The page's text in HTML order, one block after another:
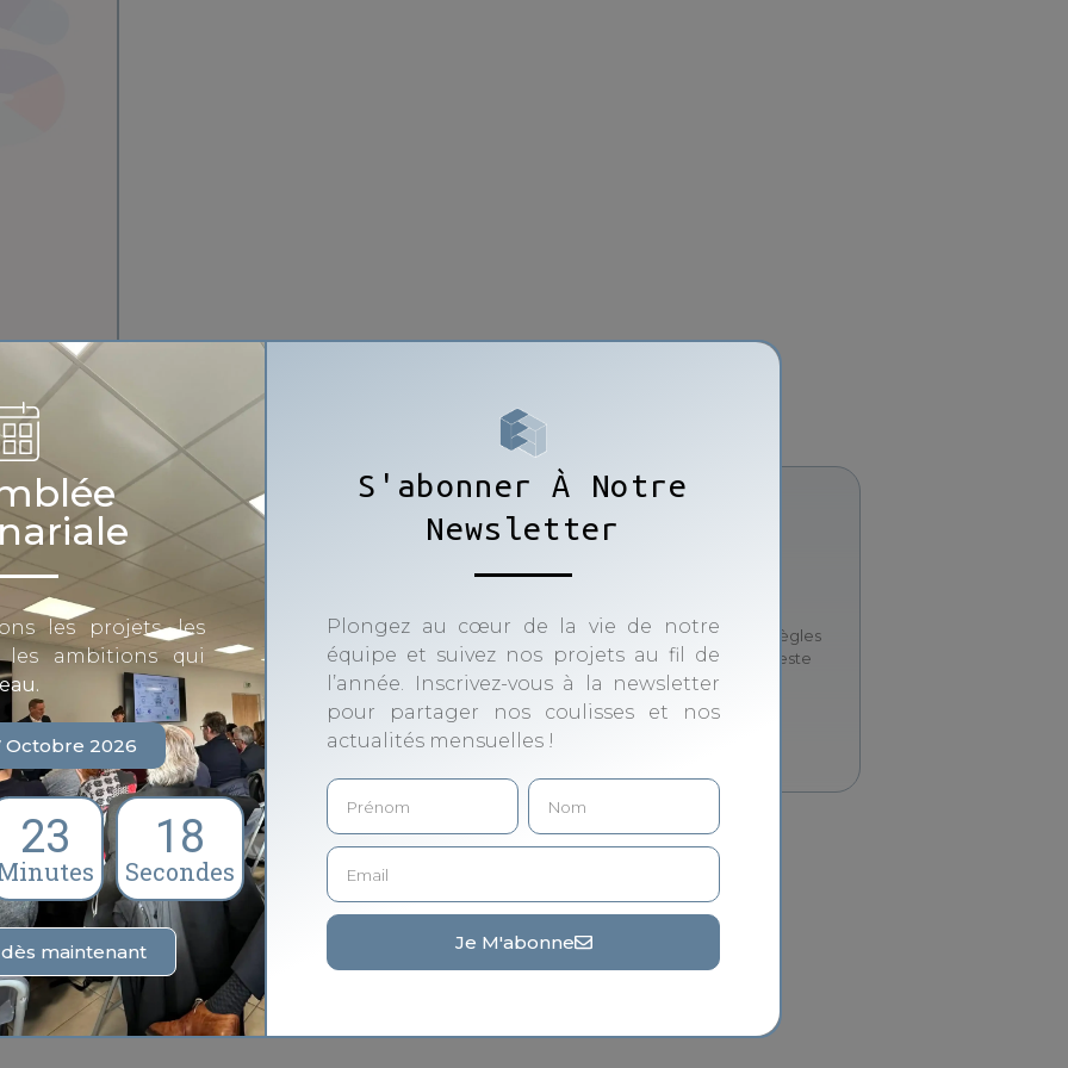
computing avec
pédagogique conçu pour faire découvrir les
questions, de bonus et de malus, les joueurs
aucun prérequis technique. Son objectif
concret et plus accessible. Grâce à des règles
en échangeant, en réfléchissant et en jouant
MAINTENANT!
Il est là ! Découvrez le jeux, ses règles
et toutes les explications : il ne reste
plus qu’à le télécharger !
les projets, les
les ambitions qui
Octobre 2026
23 17
Secondes
maintenant
S'abonner À Notre
Newsletter
Plongez au cœur de la vie de notre
équipe et suivez nos projets au fil de
l’année. Inscrivez-vous à la newsletter
pour partager nos coulisses et nos
actualités mensuelles !
Je M'abonne